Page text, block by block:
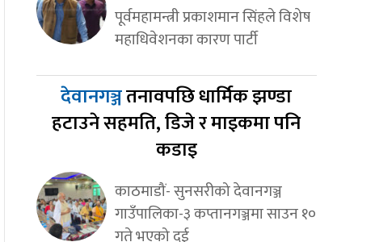
पूर्वमहामन्त्री प्रकाशमान सिंहले विशेष
महाधिवेशनका कारण पार्टी
देवानगञ्जतनावपछि धार्मिक झण्डा
हटाउने सहमति, डिजे र माइकमा पनि
कडाइ
काठमाडौं- सुनसरीको देवानगञ्ज
गाउँपालिका-३ कप्तानगञ्जमा साउन १०
गते भएको दुई